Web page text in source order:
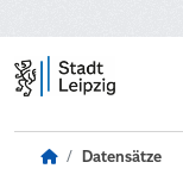
Datensätze